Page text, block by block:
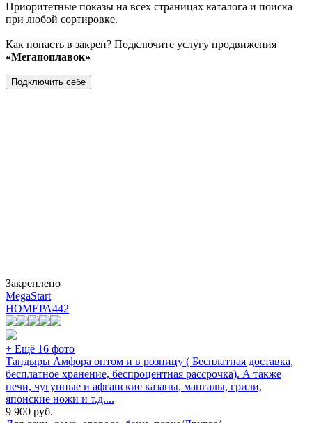
Приоритетные показы на всех страницах каталога и поиска
при любой сортировке.
Как попасть в закреп? Подключите услугу продвижения
«Мегапоплавок»
Подключить себе
Закреплено
MegaStart
НОМЕРА442
+ Ещё 16 фото
Тандыры Амфора оптом и в розницу ( Бесплатная доставка,
бесплатное хранение, беспроцентная рассрочка). А также
печи, чугунные и афганские казаны, мангалы, грили,
японские ножи и т.д....
9 900 руб.